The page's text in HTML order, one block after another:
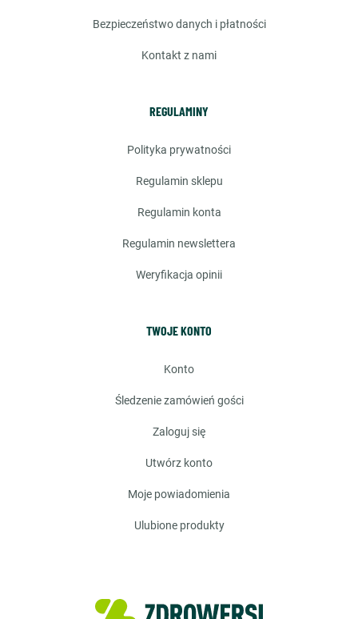
bezpieczeństwo danych i płatności
kontakt z nami
REGULAMINY
polityka prywatności
regulamin sklepu
regulamin konta
regulamin newslettera
weryfikacja opinii
TWOJE KONTO
konto
śledzenie zamówień gości
zaloguj się
utwórz konto
moje powiadomienia
ulubione produkty